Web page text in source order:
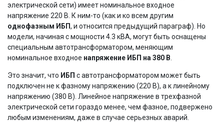
электрической сети) имеет номинальное входное
напряжение 220 В. К ним-то (как и ко всем другим
однофазным ИБП, и относится предыдущий параграф). Но
модели, начиная с мощности 4.3 кВА, могут быть оснащены
специальным автотрансформатором, меняющим
номинальное входное напряжение ИБП на 380 В
Это значит, что ИБП с автотрансформатором может быть
подключен не к фазному напряжению (220 В), а к линейному
напряжению (380 В). Линейное напряжение в трехфазной
электрической сети гораздо менее, чем фазное, подвержено
любым изменениям, даже в случае серьезных аварий.